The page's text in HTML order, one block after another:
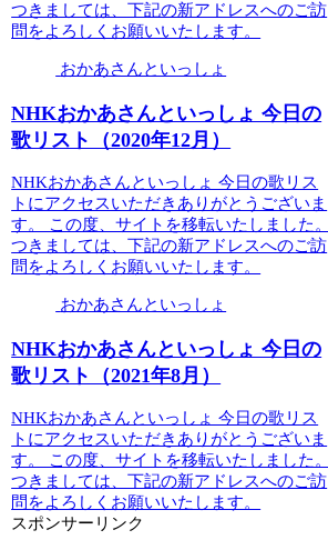
つきましては、下記の新アドレスへのご訪
問をよろしくお願いいたします。
おかあさんといっしょ
NHKおかあさんといっしょ 今日の
歌リスト（2020年12月）
NHKおかあさんといっしょ 今日の歌リス
トにアクセスいただきありがとうございま
す。 この度、サイトを移転いたしました。
つきましては、下記の新アドレスへのご訪
問をよろしくお願いいたします。
おかあさんといっしょ
NHKおかあさんといっしょ 今日の
歌リスト（2021年8月）
NHKおかあさんといっしょ 今日の歌リス
トにアクセスいただきありがとうございま
す。 この度、サイトを移転いたしました。
つきましては、下記の新アドレスへのご訪
問をよろしくお願いいたします。
スポンサーリンク